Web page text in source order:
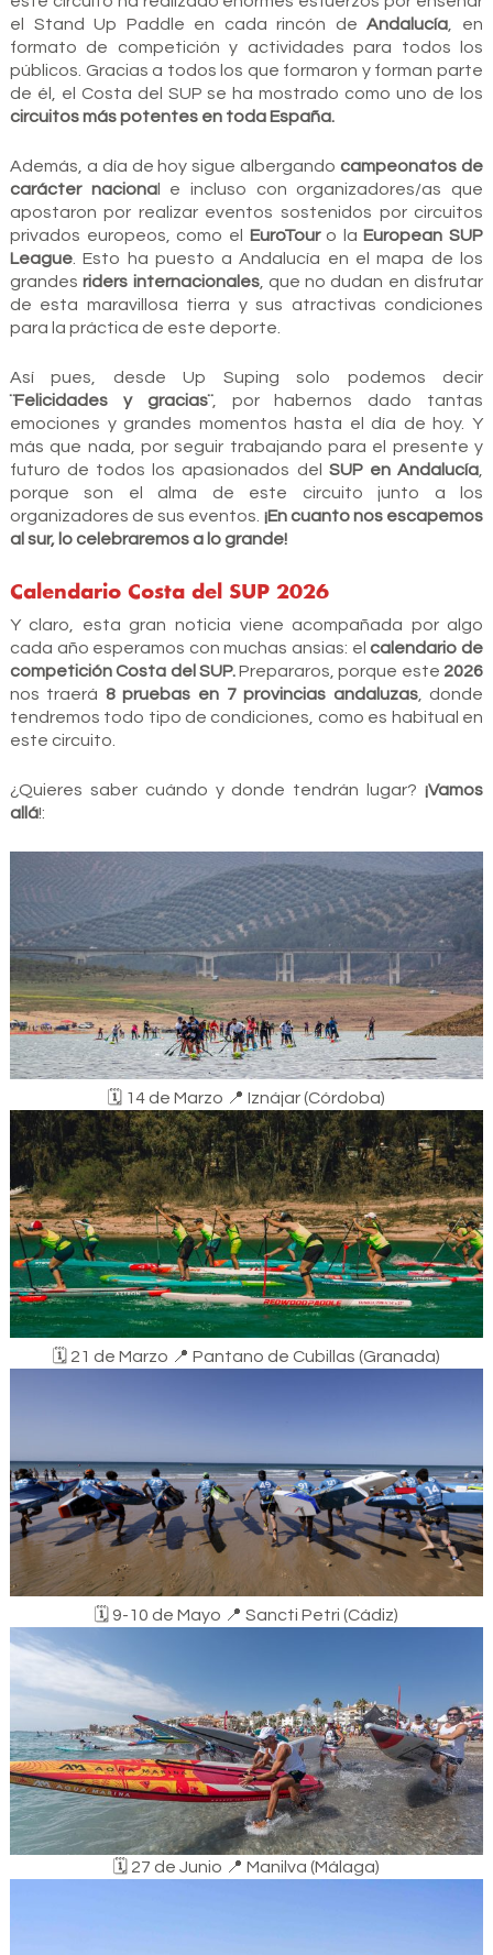
el Stand Up Paddle en cada rincón deAndalucía , en
formato de competición y actividades para todos los
públicos. Gracias a todos los que formaron y forman parte
de él, el Costa del SUP se ha mostrado como uno de los
circuitos más potentes en toda España.
Además, a día de hoy sigue albergandocampeonatos de
carácter nacional e incluso con organizadores/as que
apostaron por realizar eventos sostenidos por circuitos
privados europeos, como el EuroTour o laEuropean SUP
League. Esto ha puesto a Andalucía en el mapa de los
grandes riders internacionales, que no dudan en disfrutar
de esta maravillosa tierra y sus atractivas condiciones
para la práctica de este deporte.
Así pues, desde Up Suping solo podemos decir
¨Felicidades y gracias¨, por habernos dado tantas
emociones y grandes momentos hasta el día de hoy. Y
más que nada, por seguir trabajando para el presente y
futuro de todos los apasionados del SUP en Andalucía
porque son el alma de este circuito junto a los
organizadores de sus eventos. ¡En cuanto nos escapemos
al sur, lo celebraremos a lo grande!
Calendario Costa del SUP 2026
Y claro, esta gran noticia viene acompañada por algo
cada año esperamos con muchas ansias: elcalendario de
competición Costa del SUP.Prepararos, porque este 2026
nos traerá 8 pruebas en 7 provincias andaluzas, donde
tendremos todo tipo de condiciones, como es habitual en
este circuito.
¿Quieres saber cuándo y donde tendrán lugar?¡Vamos
allá!:
🗓️​ 14 de Marzo ​📍​ Iznájar (Córdoba)
🗓️ 21 de Marzo 📍​ Pantano de Cubillas (Granada)
🗓️​ 9-10 de Mayo ​📍​ Sancti Petri (Cádiz)
🗓️​ 27 de Junio ​📍​ Manilva (Málaga)